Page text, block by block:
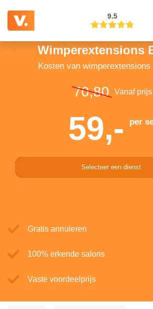
9.5
Wimperextensions
Kosten van wimperextensions
70,80 Vanaf prijs
59,- per
Selecteer een dienst
Gratis annuleren
100% erkende salons
Vaste voordeelprijs